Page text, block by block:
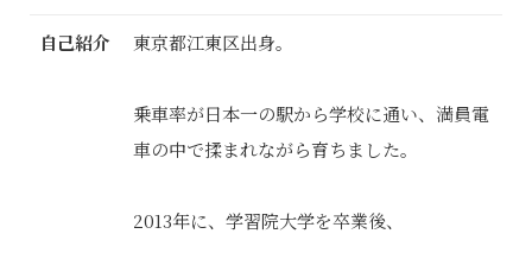
自己紹介 東京都江東区出身。
乗車率が日本一の駅から学校に通い、満員電
車の中で揉まれながら育ちました。
2013年に、学習院大学を卒業後、